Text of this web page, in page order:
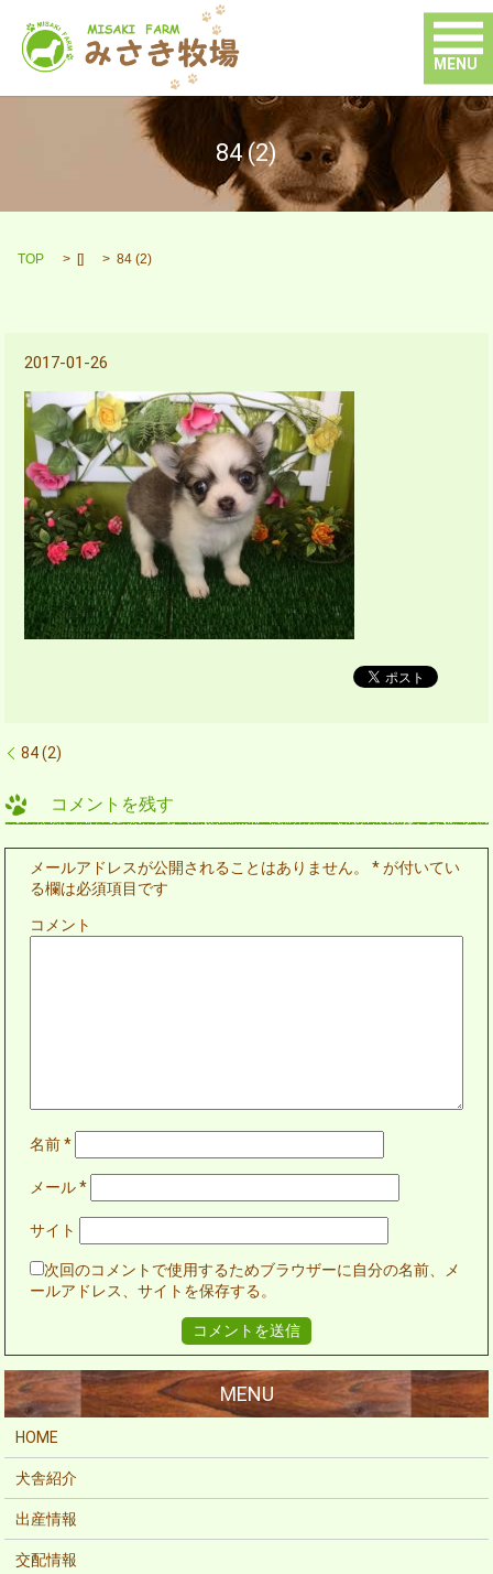
MENU
84 (2)
TOP [] 84 (2)
2017-01-26
84 (2)
コメントを残す
メールアドレスが公開されることはありません。 *が付いてい
る欄は必須項目です
コメント
名前*
メール*
サイト
次回のコメントで使用するためブラウザーに自分の名前、メ
ールアドレス、サイトを保存する。
HOME
犬舎紹介
出産情報
交配情報